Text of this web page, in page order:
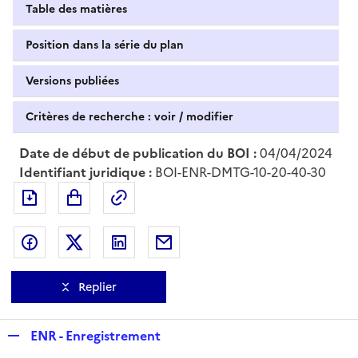
Table des matières
Position dans la série du plan
Versions publiées
Critères de recherche : voir / modifier
Date de début de publication du BOI :04/04/2024
Identifiant juridique : BOI-ENR-DMTG-10-20-40-30
Exporter le document au format pdf
Partager sur Facebook
Partager sur Twitter
Partager sur LinkedIn
Replier
ENR - Enregistrement